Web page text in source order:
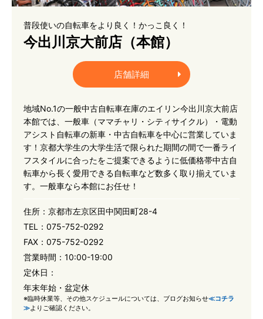
普段使いの自転車をより良く！かっこ良く！
今出川京大前店（本館）
店舗詳細
地域No.1の一般中古自転車在庫のエイリン今出川京大前店
本館では、一般車（ママチャリ・シティサイクル）・電動
アシスト自転車の新車・中古自転車を中心に営業していま
す！京都大学生の大学生活で限られた期間の間で一番ライ
フスタイルに合ったをご提案できるように低価格帯中古自
転車から長く愛用できる自転車など数多く取り揃えていま
す。一般車なら本館にお任せ！
住所： 京都市左京区田中関田町28-4
TEL： 075-752-0292
FAX： 075-752-0292
営業時間： 10:00-19:00
定休日：
年末年始・盆定休
※臨時休業等、その他スケジュールについては、ブログお知らせ≪コチラ
≫よりご確認ください。